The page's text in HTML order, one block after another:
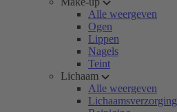
Alle weergeven
Ogen
Lippen
Nagels
Teint
Lichaam
Alle weergeven
Lichaamsverzorging